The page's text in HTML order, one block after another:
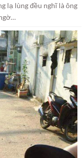
lạ lùng đều nghĩ là ông